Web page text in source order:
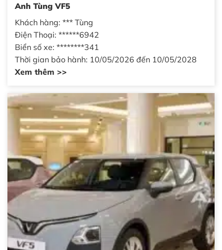
Anh Tùng VF5
Khách hàng: *** Tùng
Điện Thoại: ******6942
Biển số xe: ********341
Thời gian bảo hành: 10/05/2026 đến 10/05/2028
Xem thêm >>